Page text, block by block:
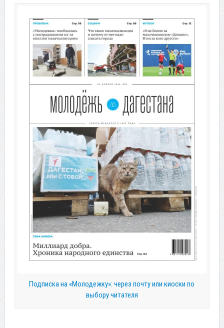
Подписка на «Молодежку»: через почту или киоски по
выбору читателя